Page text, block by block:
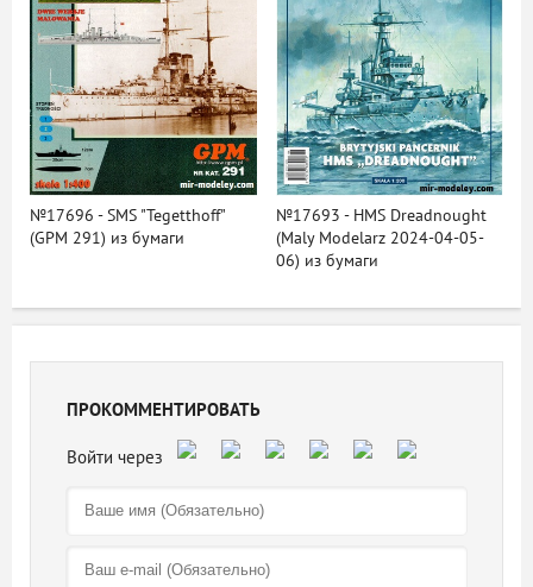
№17696 - SMS "Tegetthoff"
(GPM 291) из бумаги
№17693 - HMS Dreadnought
(Maly Modelarz 2024-04-05-
06) из бумаги
ПРОКОММЕНТИРОВАТЬ